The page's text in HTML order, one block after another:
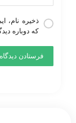
ذخیره نام،
که دوباره